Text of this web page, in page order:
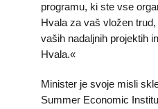
programu, ki ste vse
Hvala za vaš vložen
vaših nadaljnih projektih
Hvala.«
Minister je svoje misli
Summer Economic